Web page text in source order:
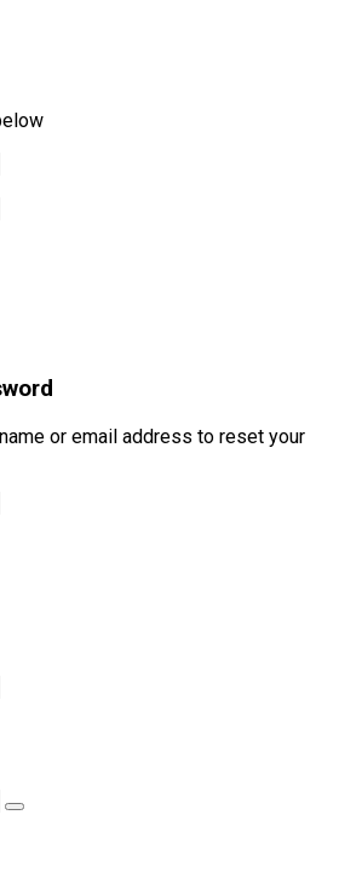
or email address to reset your